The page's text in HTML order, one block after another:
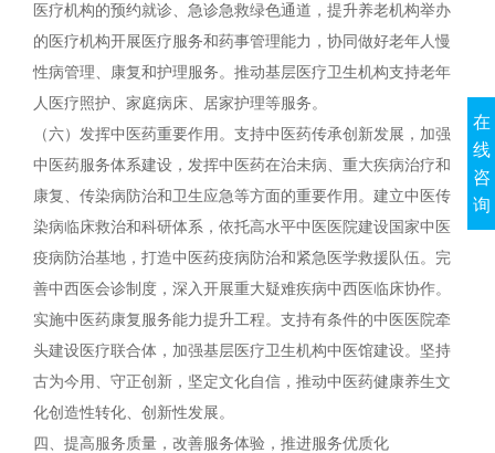
医疗机构的预约就诊、急诊急救绿色通道，提升养老机构举办
的医疗机构开展医疗服务和药事管理能力，协同做好老年人慢
性病管理、康复和护理服务。推动基层医疗卫生机构支持老年
人医疗照护、家庭病床、居家护理等服务。
（六）发挥中医药重要作用。支持中医药传承创新发展，加强
中医药服务体系建设，发挥中医药在治未病、重大疾病治疗和
康复、传染病防治和卫生应急等方面的重要作用。建立中医传
染病临床救治和科研体系，依托高水平中医医院建设国家中医
疫病防治基地，打造中医药疫病防治和紧急医学救援队伍。完
善中西医会诊制度，深入开展重大疑难疾病中西医临床协作。
实施中医药康复服务能力提升工程。支持有条件的中医医院牵
头建设医疗联合体，加强基层医疗卫生机构中医馆建设。坚持
古为今用、守正创新，坚定文化自信，推动中医药健康养生文
化创造性转化、创新性发展。
四、提高服务质量，改善服务体验，推进服务优质化
在
线
咨
询